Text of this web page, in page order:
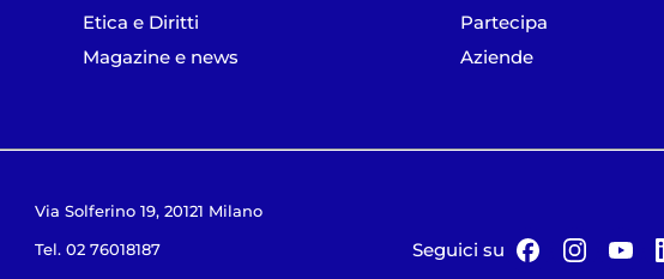
Etica e Diritti
Magazine e news
Partecipa
Aziende
Via Solferino 19, 20121 Milano
Tel. 02 76018187 Seguici su